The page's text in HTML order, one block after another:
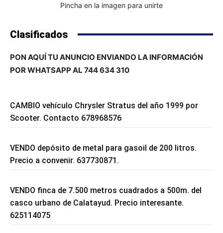
Pincha en la imagen para unirte
Clasificados
PON AQUÍ TU ANUNCIO ENVIANDO LA INFORMACIÓN
POR WHATSAPP AL 744 634 310
CAMBIO vehículo Chrysler Stratus del año 1999 por
Scooter. Contacto 678968576
VENDO depósito de metal para gasoil de 200 litros.
Precio a convenir. 637730871.
VENDO finca de 7.500 metros cuadrados a 500m. del
casco urbano de Calatayud. Precio interesante.
625114075